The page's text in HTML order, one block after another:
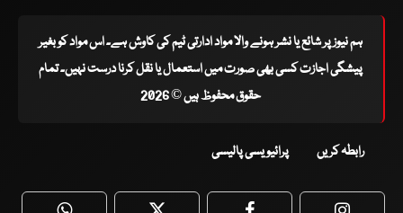
ہم نیوز پر شائع یا نشر ہونے والا مواد ادارتی ٹیم کی کاوش ہے۔ اس مواد کو بغیر
پیشگی اجازت کسی بھی صورت میں استعمال یا نقل کرنا درست نہیں۔ تمام
حقوق محفوظ ہیں © 2026
رابطہ کریں پرائیویسی پالیسی